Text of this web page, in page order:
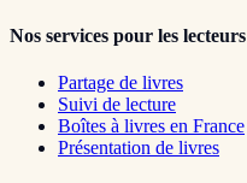
Nos services pour les lecteurs
Partage de livres
Suivi de lecture
Boîtes à livres en France
Présentation de livres